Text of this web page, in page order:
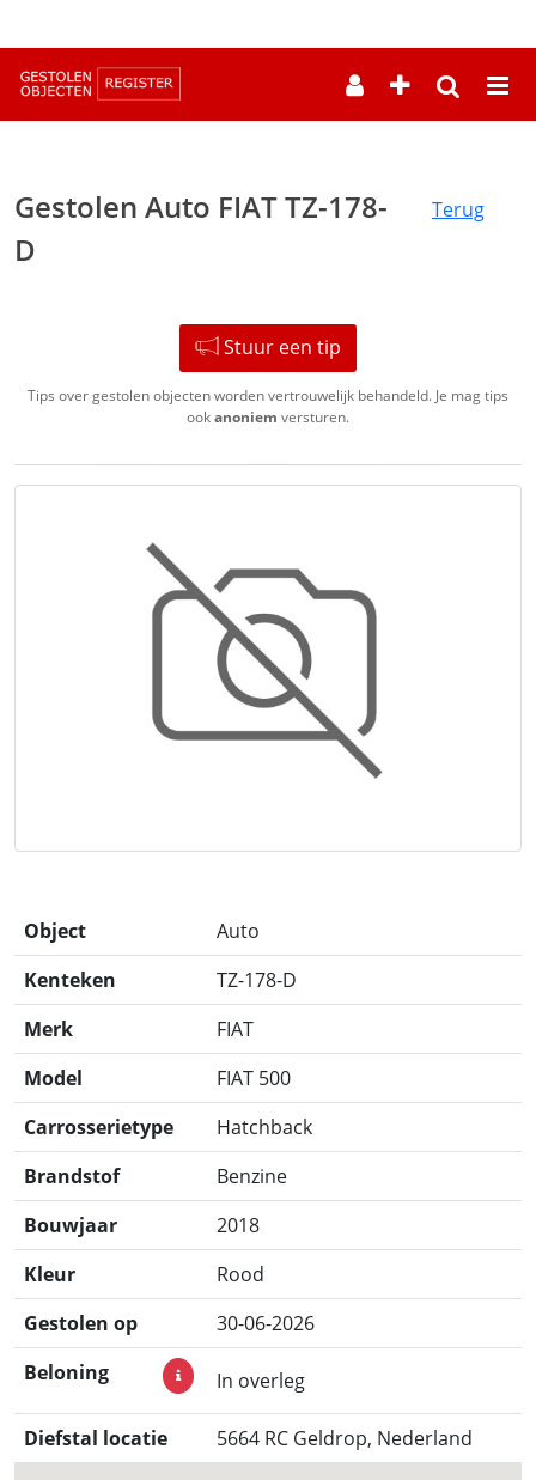
Gestolen Auto FIAT TZ-178-
D
Terug
Stuur een tip
Tips over gestolen objecten worden vertrouwelijk behandeld. Je mag tips
ookanoniem versturen.
Object
Auto
Kenteken
TZ-178-D
Merk
FIAT
Model
FIAT 500
Carrosserietype
Hatchback
Brandstof
Benzine
Bouwjaar
2018
Kleur
Rood
Gestolen op
30-06-2026
Beloning
In overleg
Diefstal locatie 5664 RC Geldrop, Nederland